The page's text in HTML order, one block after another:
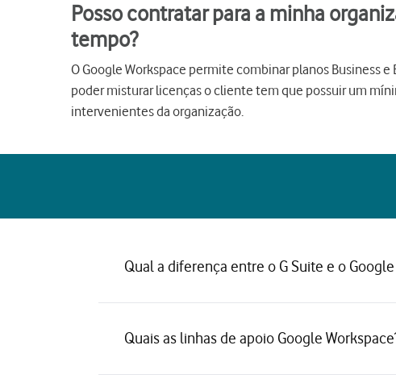
Posso contratar para a minha
tempo?
O Google Workspace permite combinar planos Business
poder misturar licenças o cliente tem que possuir um
intervenientes da organização.
Qual a diferença entre o G Suite e o
Quais as linhas de apoio Google